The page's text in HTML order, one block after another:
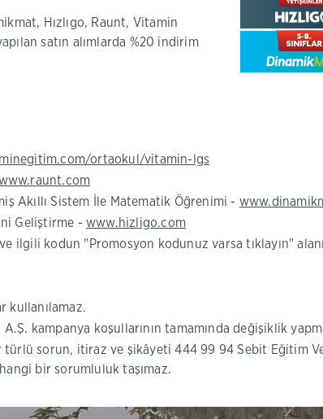
Hızlıgo, Raunt, Vitamin
satın alımlarda %20 indirim
ortaokul/vitamin-lgs
yeni
açılacaktır)
Akıllı Sistem İle Matematik Öğrenimi -
Geliştirme -www.hizligo.com(Bu
sayfa
ilgili kodun "Promosyon kodunuz varsa tıklayın"
kullanılamaz.
kampanya koşullarının tamamında değişiklik
türlü sorun, itiraz ve şikâyeti 444 99 94 Sebit Eğitim
bir sorumluluk taşımaz.